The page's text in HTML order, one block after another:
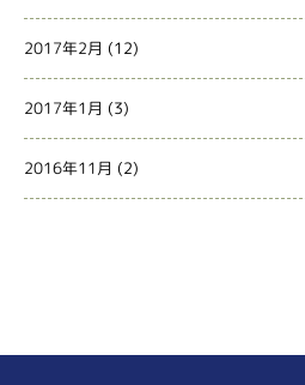
2017年2月 (12)
2017年1月 (3)
2016年11月 (2)